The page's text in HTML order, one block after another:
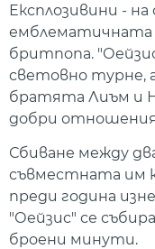
Експлозивини -
емблематичната
бритпопа.
световно турне,
братята Лиъм и
добри отношения
Сбиване между
съвместната им
преди година
"Оейзис" се
броени минути.